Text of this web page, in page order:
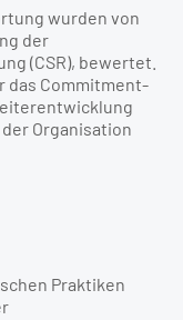
wurden von
der
(CSR), bewertet.
das Commitment-
Organisation
Praktiken